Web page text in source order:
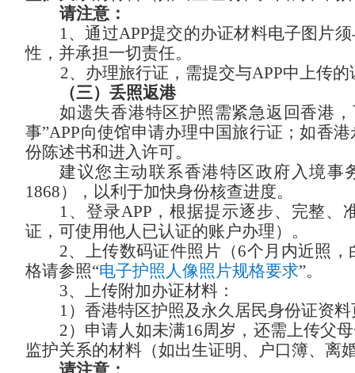
请注意：
1、通过APP提交的办证材料电子图片
性，并承担一切责任。
2、办理旅行证，需提交与APP中上传
（三）丢照返港
如遗失香港特区护照需紧急返回香港
事”APP向使馆申请办理中国旅行证；如香
份陈述书和进入许可。
建议您主动联系香港特区政府入境事
1868），以利于加快身份核查进度。
1、登录APP，根据提示逐步、完整、
证，可使用他人已认证的账户办理）。
2、上传数码证件照片（6个月内近照
格请参照“电子护照人像照片规格要求”。
3、上传附加办证材料：
1）香港特区护照及永久居民身份证资
2）申请人如未满16周岁，还需上传父
监护关系的材料（如出生证明、户口簿、离